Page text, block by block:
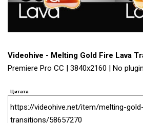
Videohive - Melting Gold Fire Lava
Premiere Pro CC | 3840x2160 | No
Цитата
https://videohive.net/item/melting-
transitions/58657270